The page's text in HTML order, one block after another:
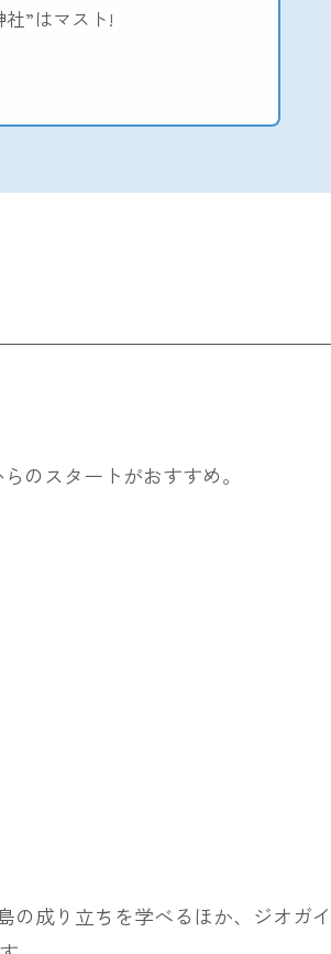
”はマスト!
のスタートがおすすめ。
の成り立ちを学べるほか、ジオガ